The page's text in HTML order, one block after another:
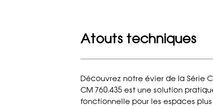
Atouts techniques
Découvrez notre évier de la Série
CM 760.435 est une solution
fonctionnelle pour les espaces plus